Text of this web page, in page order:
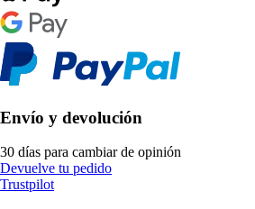
Envío y devolución
30 días para cambiar de opinión
Devuelve tu pedido
Trustpilot